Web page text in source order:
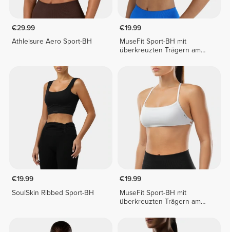
€29.99
Athleisure Aero Sport-BH
€19.99
MuseFit Sport-BH mit
überkreuzten Trägern am
€19.99
SoulSkin Ribbed Sport-BH
€19.99
MuseFit Sport-BH mit
überkreuzten Trägern am